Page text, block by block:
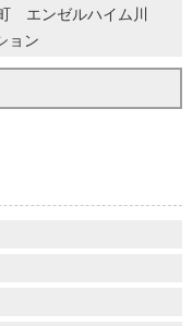
エンゼルハイム川
ョン